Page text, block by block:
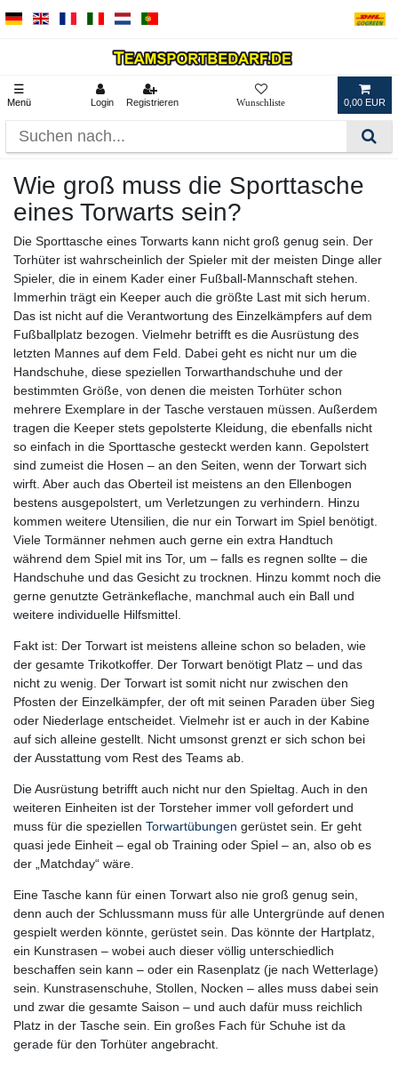
☰
Menü Login Registrieren 0,00 EUR
Wie groß muss die Sporttasche
eines Torwarts sein?
Die Sporttasche eines Torwarts kann nicht groß genug sein. Der
Torhüter ist wahrscheinlich der Spieler mit der meisten Dinge aller
Spieler, die in einem Kader einer Fußball-Mannschaft stehen.
Immerhin trägt ein Keeper auch die größte Last mit sich herum.
Das ist nicht auf die Verantwortung des Einzelkämpfers auf dem
Fußballplatz bezogen. Vielmehr betrifft es die Ausrüstung des
letzten Mannes auf dem Feld. Dabei geht es nicht nur um die
Handschuhe, diese speziellen Torwarthandschuhe und der
bestimmten Größe, von denen die meisten Torhüter schon
mehrere Exemplare in der Tasche verstauen müssen. Außerdem
tragen die Keeper stets gepolsterte Kleidung, die ebenfalls nicht
so einfach in die Sporttasche gesteckt werden kann. Gepolstert
sind zumeist die Hosen – an den Seiten, wenn der Torwart sich
wirft. Aber auch das Oberteil ist meistens an den Ellenbogen
bestens ausgepolstert, um Verletzungen zu verhindern. Hinzu
kommen weitere Utensilien, die nur ein Torwart im Spiel benötigt.
Viele Tormänner nehmen auch gerne ein extra Handtuch
während dem Spiel mit ins Tor, um – falls es regnen sollte – die
Handschuhe und das Gesicht zu trocknen. Hinzu kommt noch die
gerne genutzte Getränkeflache, manchmal auch ein Ball und
weitere individuelle Hilfsmittel.
Fakt ist: Der Torwart ist meistens alleine schon so beladen, wie
der gesamte Trikotkoffer. Der Torwart benötigt Platz – und das
nicht zu wenig. Der Torwart ist somit nicht nur zwischen den
Pfosten der Einzelkämpfer, der oft mit seinen Paraden über Sieg
oder Niederlage entscheidet. Vielmehr ist er auch in der Kabine
auf sich alleine gestellt. Nicht umsonst grenzt er sich schon bei
der Ausstattung vom Rest des Teams ab.
Die Ausrüstung betrifft auch nicht nur den Spieltag. Auch in den
weiteren Einheiten ist der Torsteher immer voll gefordert und
muss für die speziellen Torwartübungen gerüstet sein. Er geht
quasi jede Einheit – egal ob Training oder Spiel – an, also ob es
der „Matchday“ wäre.
Eine Tasche kann für einen Torwart also nie groß genug sein,
denn auch der Schlussmann muss für alle Untergründe auf denen
gespielt werden könnte, gerüstet sein. Das könnte der Hartplatz,
ein Kunstrasen – wobei auch dieser völlig unterschiedlich
beschaffen sein kann – oder ein Rasenplatz (je nach Wetterlage)
sein. Kunstrasenschuhe, Stollen, Nocken – alles muss dabei sein
und zwar die gesamte Saison – und auch dafür muss reichlich
Platz in der Tasche sein. Ein großes Fach für Schuhe ist da
gerade für den Torhüter angebracht.